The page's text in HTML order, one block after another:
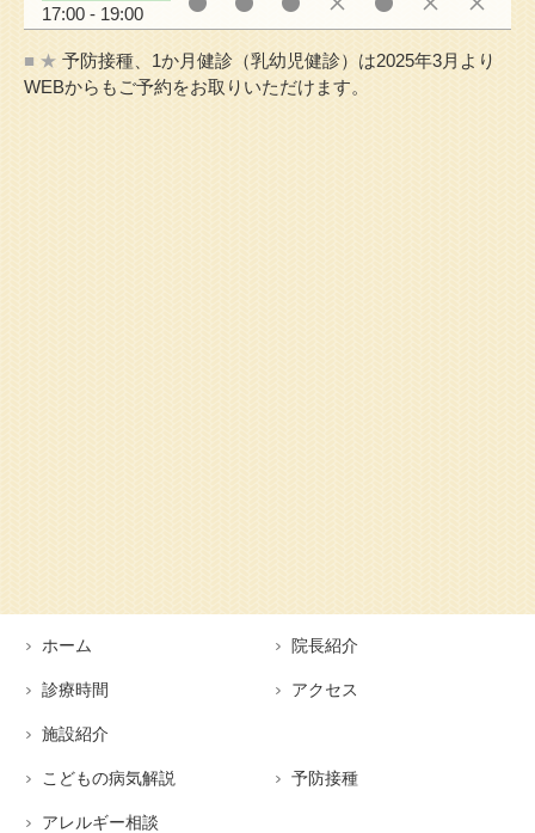
17:00 - 19:00
■ ★ 予防接種、1か月健診（乳幼児健診）は2025年3月より
WEBからもご予約をお取りいただけます。
ホーム 院長紹介
診療時間 アクセス
施設紹介
こどもの病気解説 予防接種
アレルギー相談